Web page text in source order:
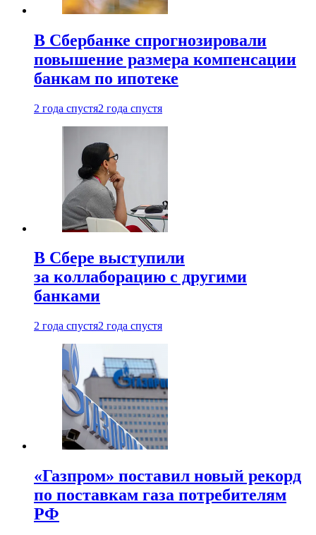
В Сбербанке спрогнозировали
повышение размера компенсации
банкам по ипотеке
2 года спустя2 года спустя
В Сбере выступили
за коллаборацию с другими
банками
2 года спустя2 года спустя
«Газпром» поставил новый рекорд
по поставкам газа потребителям
РФ